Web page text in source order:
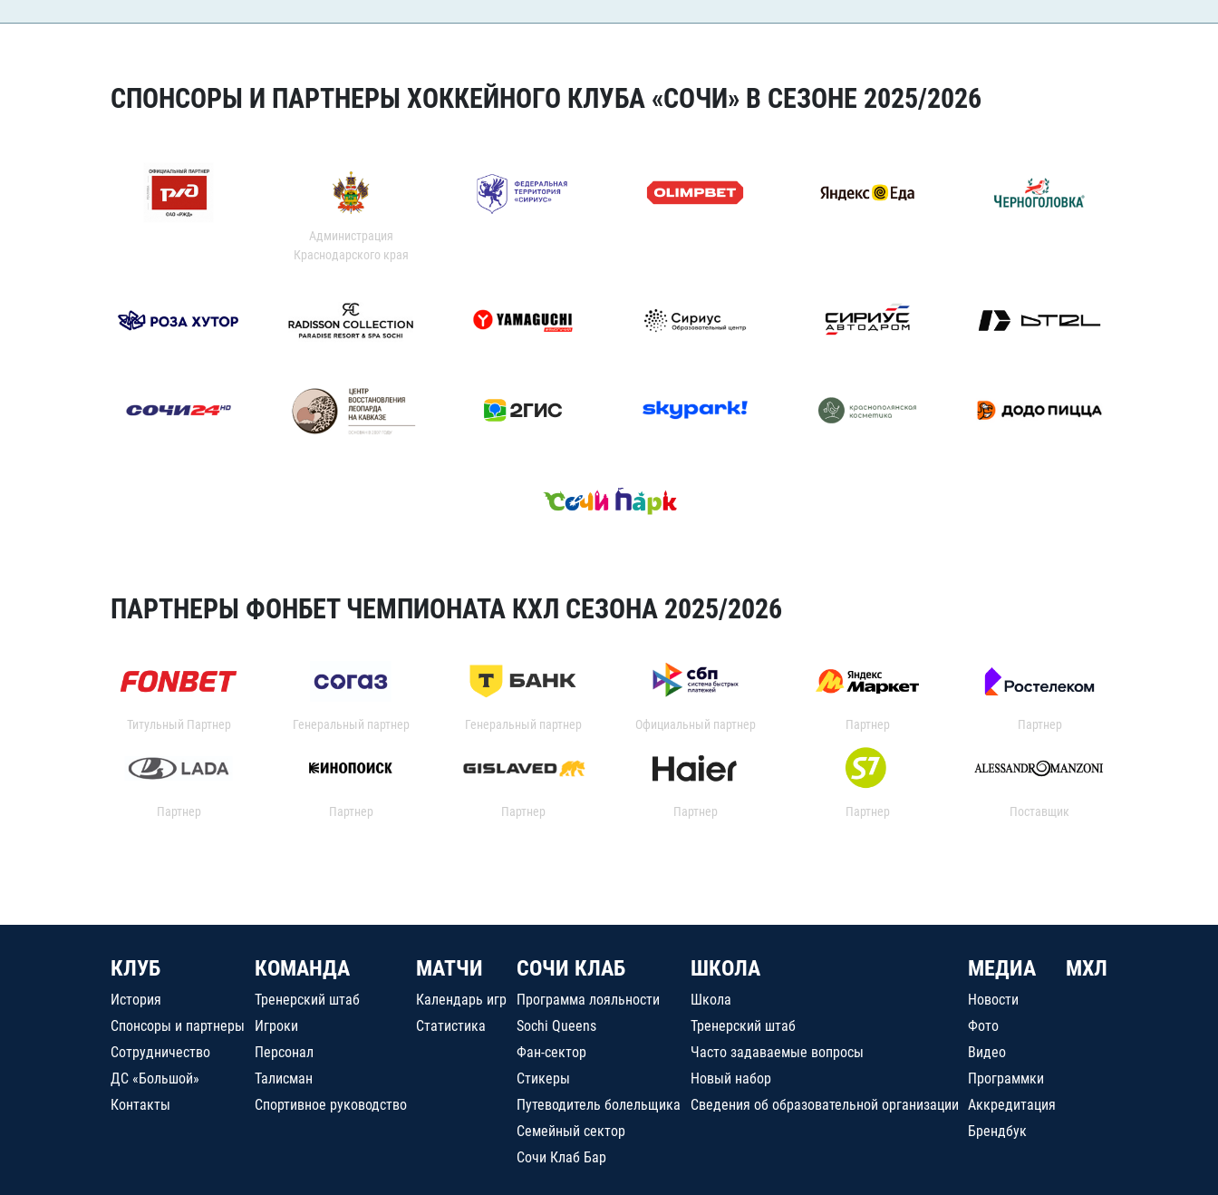
СПОНСОРЫ И ПАРТНЕРЫ ХОККЕЙНОГО КЛУБА «СОЧИ» В СЕЗОНЕ 2025/2026
Администрация
Краснодарского края
ПАРТНЕРЫ ФОНБЕТ ЧЕМПИОНАТА КХЛ СЕЗОНА 2025/2026
Титульный Партнер Генеральный партнер Генеральный партнер Официальный партнер Партнер Партнер
Партнер Партнер Партнер Партнер Партнер Поставщик
КЛУБ
История
Спонсоры и партнеры
Сотрудничество
ДС «Большой»
Контакты
КОМАНДА
Тренерский штаб
Игроки
Персонал
Талисман
Спортивное руководство
МАТЧИ
Календарь игр
Статистика
СОЧИ КЛАБ
Программа лояльности
Sochi Queens
Фан-сектор
Стикеры
Путеводитель болельщика
Семейный сектор
Сочи Клаб Бар
ШКОЛА
Школа
Тренерский штаб
Часто задаваемые вопросы
Новый набор
Сведения об образовательной организации
МЕДИА
Новости
Фото
Видео
Программки
Аккредитация
Брендбук
МХЛ